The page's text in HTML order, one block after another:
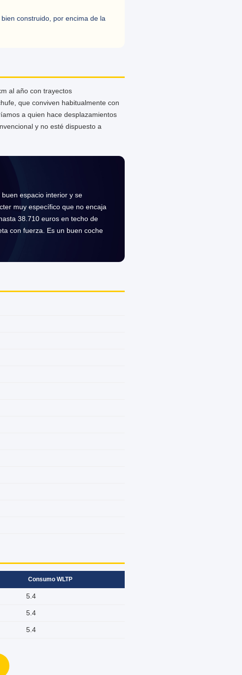
construido, por encima de la
al año con trayectos
que conviven habitualmente con
a quien hace desplazamientos
y no esté dispuesto a
espacio interior y se
muy específico que no encaja
38.710 euros en techo de
con fuerza. Es un buen coche
Consumo WLTP
5.4
5.4
5.4